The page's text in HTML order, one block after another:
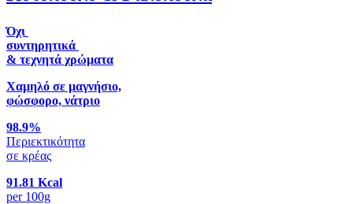
Όχι
συντηρητικά
& τεχνητά χρώματα
Χαμηλό σε μαγνήσιο,
φώσφορο, νάτριο
98.9%
Περιεκτικότητα
σε κρέας
91.81 Kcal
per 100g